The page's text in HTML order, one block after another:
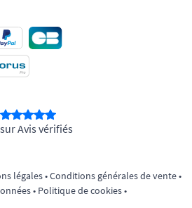
sur Avis vérifiés
légales•Conditions générales de vente•
• Politique de cookies•